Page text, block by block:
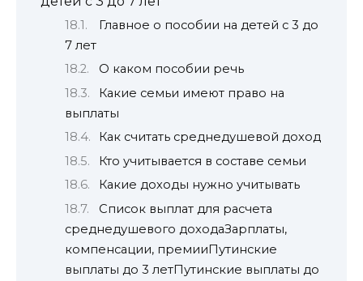
Главное о пособии на детей с 3 до
7 лет
О каком пособии речь
Какие семьи имеют право на
выплаты
Как считать среднедушевой доход
Кто учитывается в составе семьи
Какие доходы нужно учитывать
Список выплат для расчета
среднедушевого доходаЗарплаты,
компенсации, премииПутинские
выплаты до 3 летПутинские выплаты до